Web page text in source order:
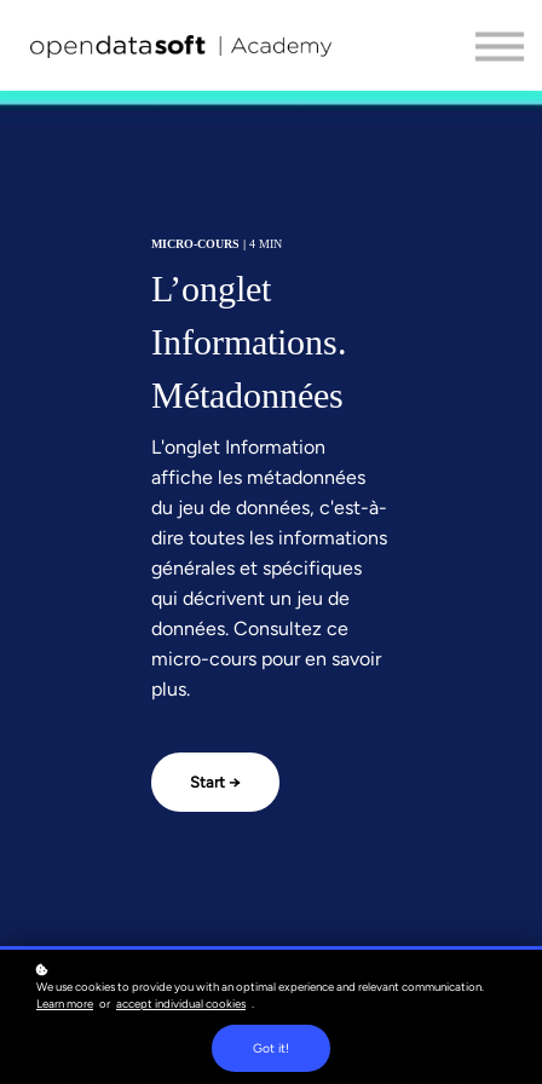
HELP CENTER
Se connecter
MICRO-COURS | 4 MIN
L’onglet
Informations.
Métadonnées
L'onglet Information
affiche les métadonnées
du jeu de données, c'est-à-
dire toutes les informations
générales et spécifiques
qui décrivent un jeu de
données. Consultez ce
micro-cours pour en savoir
plus.
Start →
We use cookies to provide you with an optimal experience and relevant communication.
Learn more or accept individual cookies
Got it!